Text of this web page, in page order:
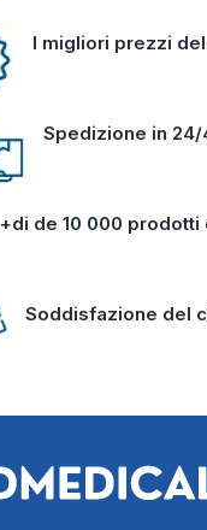
I migliori prezzi
Spedizione in 24/
+di de 10 000 prodotti
Soddisfazione del